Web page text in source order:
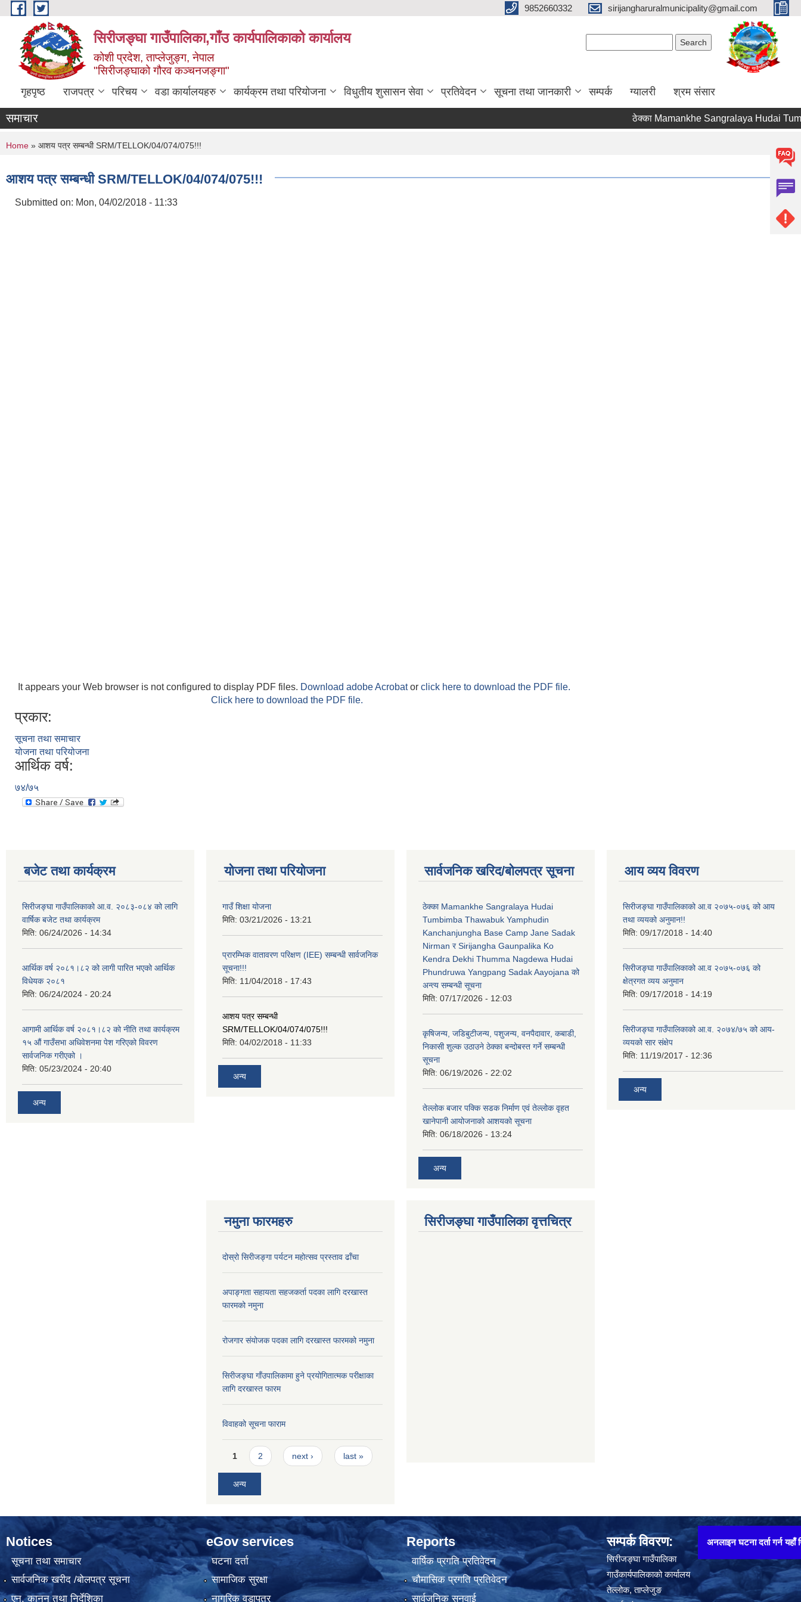
Skip to main content 9852660332 sirijangharuralmunicipality@gmail.com
सिरीजङ्घा गाउँपालिका,गाँउ कार्यपालिकाको कार्यालय
कोशी प्रदेश, ताप्लेजुङ्ग, नेपाल
"सिरीजङ्घाको गौरव कञ्चनजङ्गा"
गृहपृष्ठ राजपत्र परिचय वडा कार्यालयहरु कार्यक्रम तथा परियोजना विधुतीय शुसासन सेवा प्रतिवेदन सूचना तथा जानकारी सम्पर्क ग्यालरी श्रम संसार
समाचार ठेक्का Mamankhe Sangralaya Hudai
You are here
Home » आशय पत्र सम्बन्धी SRM/TELLOK/04/074/075!!!
आशय पत्र सम्बन्धी SRM/TELLOK/04/074/075!!!
Submitted on: Mon, 04/02/2018 - 11:33
It appears your Web browser is not configured to display PDF files. Download adobe Acrobator click here to download the PDF file.
Click here to download the PDF file.
प्रकार:
सूचना तथा समाचार
योजना तथा परियोजना
आर्थिक वर्ष:
७४/७५
बजेट तथा कार्यक्रम
सिरीजङ्घा गाउँपालिकाको आ.व. २०८३-०८४ को लागि
वार्षिक बजेट तथा कार्यक्रम
मिति: 06/24/2026 - 14:34
आर्थिक वर्ष २०८१।८२ को लागी पारित भएको आर्थिक
विधेयक २०८१
मिति: 06/24/2024 - 20:24
आगामी आर्थिक वर्ष २०८१।८२ को नीति तथा कार्यक्रम
१५ औं गाउँसभा अधिवेशनमा पेश गरिएको विवरण
सार्वजनिक गरीएको ।
मिति: 05/23/2024 - 20:40
अन्य
योजना तथा परियोजना
गाउँ शिक्षा योजना
मिति: 03/21/2026 - 13:21
प्रारम्भिक वातावरण परिक्षण (IEE) सम्बन्धी सार्वजनिक
सूचना!!!
मिति: 11/04/2018 - 17:43
आशय पत्र सम्बन्धी
SRM/TELLOK/04/074/075!!!
मिति: 04/02/2018 - 11:33
अन्य
सार्वजनिक खरिद/बोलपत्र सूचना
ठेक्का Mamankhe Sangralaya Hudai
Tumbimba Thawabuk Yamphudin
Kanchanjungha Base Camp Jane Sadak
Nirman र Sirijangha Gaunpalika Ko
Kendra Dekhi Thumma Nagdewa Hudai
Phundruwa Yangpang Sadak Aayojana को
अन्त्य सम्बन्धी सूचना
मिति: 07/17/2026 - 12:03
कृषिजन्य, जडिबुटीजन्य, पशुजन्य, वनपैदावार, कबाडी,
निकासी शुल्क उठाउने ठेक्का बन्दोबस्त गर्ने सम्बन्धी
सूचना
मिति: 06/19/2026 - 22:02
तेल्लोक बजार पक्कि सडक निर्माण एवं तेल्लोक वृहत
खानेपानी आयोजनाको आशयको सूचना
मिति: 06/18/2026 - 13:24
अन्य
आय व्यय विवरण
सिरीजङ्घा गाउँपालिकाको आ.व २०७५-०७६ को आय
तथा व्ययको अनुमान!!
मिति: 09/17/2018 - 14:40
सिरीजङ्घा गाउँपालिकाको आ.व २०७५-०७६ को
क्षेत्रगत व्यय अनुमान
मिति: 09/17/2018 - 14:19
सिरीजङ्घा गाउँपालिकाको आ.व. २०७४/७५ को आय-
व्ययको सार संक्षेप
मिति: 11/19/2017 - 12:36
अन्य
नमुना फारमहरु
दोस्रो सिरीजङ्गा पर्यटन महोत्सव प्रस्ताव ढाँचा
अपाङ्गता सहायता सहजकर्ता पदका लागि दरखास्त
फारमको नमुना
रोजगार संयोजक पदका लागि दरखास्त फारमको नमुना
सिरीजङ्घा गाँउपालिकामा हुने प्रयोगितात्मक परीक्षाका
लागि दरखास्त फारम
विवाहको सूचना फाराम
Pages
1 2 next › last »
अन्य
सिरीजङ्घा गाउँपालिका वृत्तचित्र
अनलाइन घटना दर्ता गर्न यहाँ थिच्नुहोस् !!
Notices
सूचना तथा समाचार
सार्वजनिक खरीद /बोलपत्र सूचना
एन, कानुन तथा निर्देशिका
eGov services
घटना दर्ता
सामाजिक सुरक्षा
नागरिक वडापत्र
Reports
वार्षिक प्रगति प्रतिवेदन
चौमासिक प्रगति प्रतिवेदन
सार्वजनिक सुनुवाई
सम्पर्क विवरण:
सिरीजङ्घा गाउँपालिका
गाउँकार्यपालिकाको कार्यालय
तेल्लोक, ताप्लेजुङ